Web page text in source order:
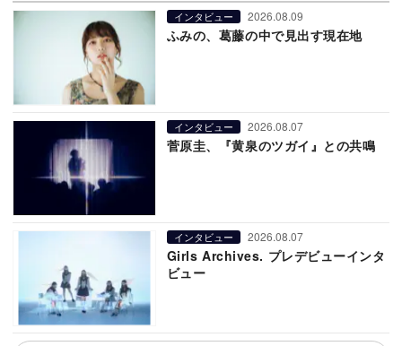
インタビュー 2026.08.09
ふみの、葛藤の中で見出す現在地
インタビュー 2026.08.07
菅原圭、『黄泉のツガイ』との共鳴
インタビュー 2026.08.07
Girls Archives. プレデビューインタ
ビュー